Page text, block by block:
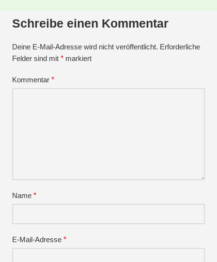
Schreibe einen Kommentar
Deine E-Mail-Adresse wird nicht veröffentlicht. Erforderliche
Felder sind mit * markiert
Kommentar *
Name *
E-Mail-Adresse *